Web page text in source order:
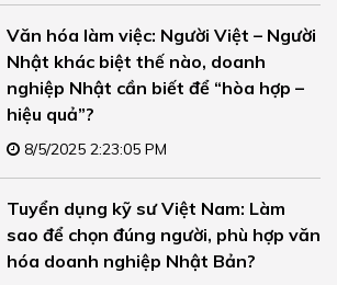
Văn hóa làm việc: Người Việt – Người
Nhật khác biệt thế nào, doanh
nghiệp Nhật cần biết để “hòa hợp –
hiệu quả”?
8/5/2025 2:23:05 PM
Tuyển dụng kỹ sư Việt Nam: Làm
sao để chọn đúng người, phù hợp văn
hóa doanh nghiệp Nhật Bản?